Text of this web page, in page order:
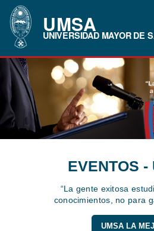
UMSA
UNIVERSIDAD MAYOR DE
EVENTOS -
“La gente exitosa
conocimientos, no para
UMSA LA